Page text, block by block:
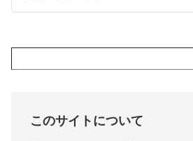
このサイトについて